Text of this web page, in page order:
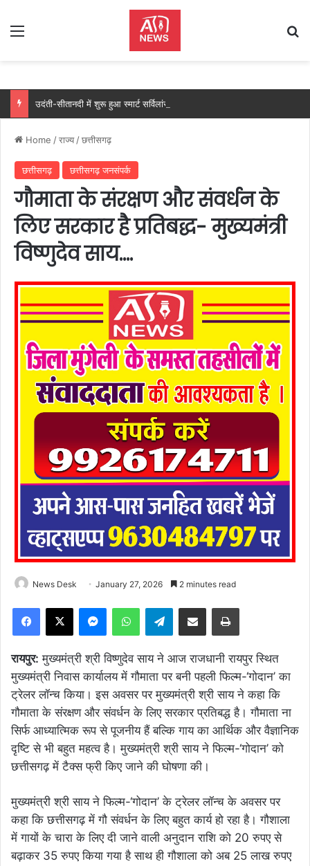
Menu
Home /राज्य /छत्तीसगढ़
छत्तीसगढ़ छत्तीसगढ़ जनसंपर्क
गौमाता के संरक्षण और संवर्धन के
लिए सरकार है प्रतिबद्ध- मुख्यमंत्री
विष्णुदेव साय….
News Desk January 27, 2026 2 minutes read
Facebook
X MessengerWhatsAppTelegramShare via Email Print
रायपुर: मुख्यमंत्री श्री विष्णुदेव साय ने आज राजधानी रायपुर स्थित
मुख्यमंत्री निवास कार्यालय में गौमाता पर बनी पहली फिल्म-‘गोदान’ का
ट्रेलर लॉन्च किया। इस अवसर पर मुख्यमंत्री श्री साय ने कहा कि
गौमाता के संरक्षण और संवर्धन के लिए सरकार प्रतिबद्ध है। गौमाता ना
सिर्फ आध्यात्मिक रूप से पूजनीय हैं बल्कि गाय का आर्थिक और वैज्ञानिक
दृष्टि से भी बहुत महत्व है। मुख्यमंत्री श्री साय ने फिल्म-‘गोदान’ को
छत्तीसगढ़ में टैक्स फ्री किए जाने की घोषणा की।
मुख्यमंत्री श्री साय ने फिल्म-‘गोदान’ के ट्रेलर लॉन्च के अवसर पर
कहा कि छत्तीसगढ़ में गौ संवर्धन के लिए बहुत कार्य हो रहा है। गौशाला
में गायों के चारा के लिए दी जाने वाली अनुदान राशि को 20 रुपए से
बढ़ाकर 35 रुपए किया गया है साथ ही गौशाला को अब 25 लाख रुपए